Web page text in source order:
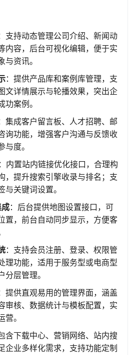
支持动态管理公司介绍、新闻动
内容，后台可视化编辑，便于实
与资讯。
：提供产品库和案例库管理，支
文详情展示与轮播效果，突出企
功案例。
集成客户留言板、人才招聘、邮
询功能，增强客户沟通与反馈收
度。
：内置站内链接优化接口，合理构
，提升搜索引擎收录与排名；支
与关键词设置。
：后台提供地图设置接口，可
置，前台自动同步显示，方便客
：支持会员注册、登录、权限管
理功能，适用于服务型或电商型
分层管理。
提供直观易用的管理界面，涵盖
审核、数据统计与模板配置，实
。
含下载中心、营销网络、站内搜
企业多样化需求，支持功能定制